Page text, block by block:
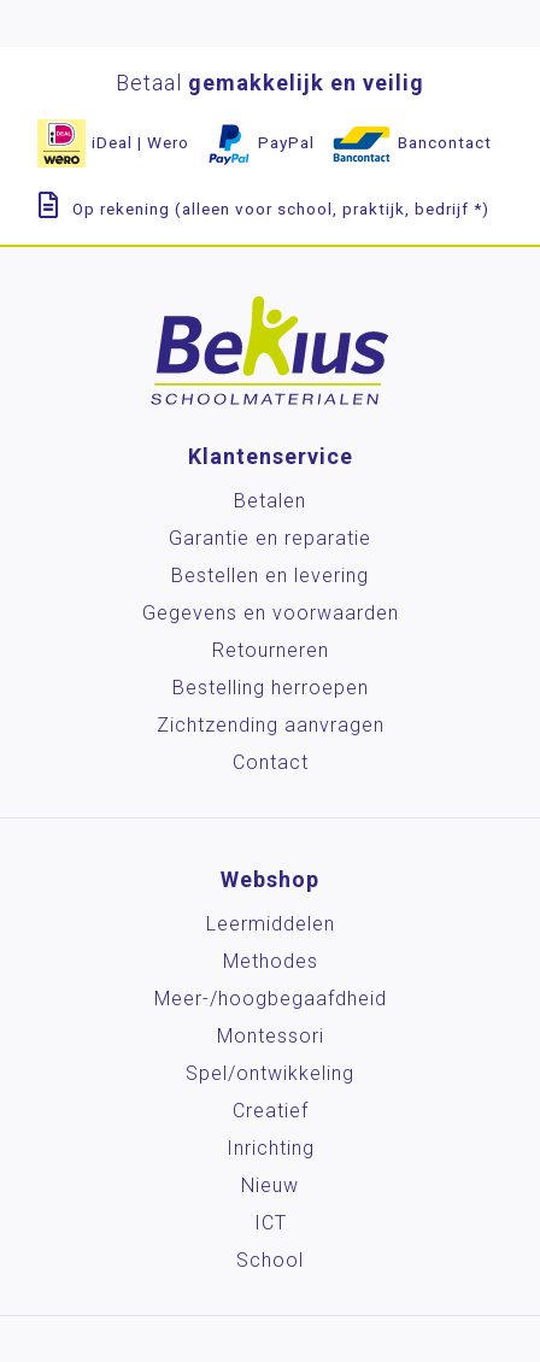
Betaal gemakkelijk en veilig
iDeal | Wero PayPal Bancontact
Op rekening (alleen voor school, praktijk, bedrijf *)
Klantenservice
Betalen
Garantie en reparatie
Bestellen en levering
Gegevens en voorwaarden
Retourneren
Bestelling herroepen
Zichtzending aanvragen
Contact
Webshop
Leermiddelen
Methodes
Meer-/hoog­begaafdheid
Montessori
Spel/ontwikkeling
Creatief
Inrichting
Nieuw
ICT
School